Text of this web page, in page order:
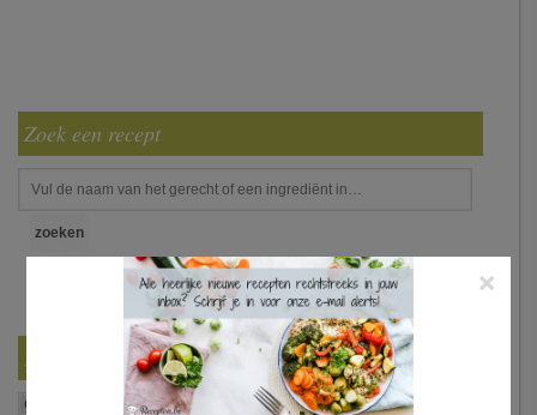
Zoek een recept
Filter
×